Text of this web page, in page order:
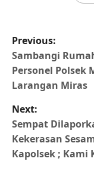
Previous:
Sambangi
Personel Polsek
Larangan Miras
Next:
Sempat
Kekerasan
Kapolsek ; Kami